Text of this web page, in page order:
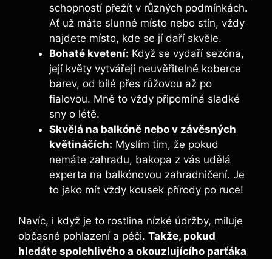
schopností přežít v různých podmínkách.
Ať už máte slunné místo nebo stín, vždy
najdete místo, kde se jí daří skvěle.
Bohaté kvetení: Když se vydaří sezóna,
její květy vytvářejí neuvěřitelné koberce
barev, od bílé přes růžovou až po
fialovou. Mně to vždy připomíná sladké
sny o létě.
Skvělá na balkóně nebo v závěsných
květináčích: Myslím tím, že pokud
nemáte zahradu, bakopa z vás udělá
experta na balkónovou zahradničení. Je
to jako mít vždy kousek přírody po ruce!
Navíc, i když je to rostlina nízké údržby, miluje
občasné pohlazení a péči. Takže, pokud
hledáte spolehlivého a okouzlujícího parťáka